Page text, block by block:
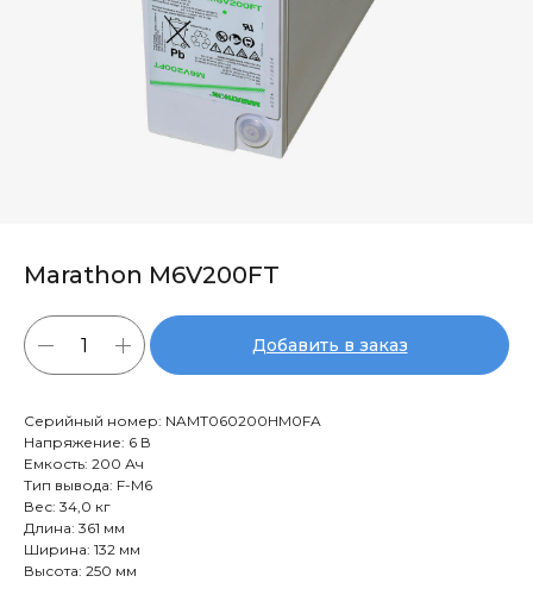
Marathon M6V200FT
Добавить в заказ
Серийный номер: NAMT060200HM0FA
Напряжение: 6 В
Емкость: 200 Ач
Тип вывода: F-M6
Вес: 34,0 кг
Длина: 361 мм
Ширина: 132 мм
Высота: 250 мм